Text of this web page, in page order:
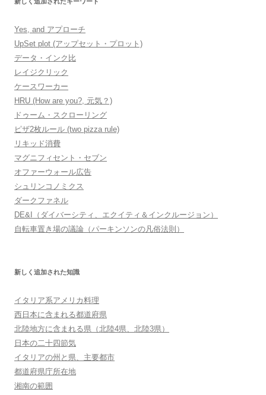
Yes, and アプローチ
UpSet plot (アップセット・プロット)
データ・インク比
レイジクリック
ケースワーカー
HRU (How are you?, 元気？)
ドゥーム・スクローリング
ピザ2枚ルール (two pizza rule)
リキッド消費
マグニフィセント・セブン
オファーウォール広告
シュリンコノミクス
ダークファネル
DE&I（ダイバーシティ、エクイティ＆インクルージョン）
自転車置き場の議論（パーキンソンの凡俗法則）
新しく追加された知識
イタリア系アメリカ料理
西日本に含まれる都道府県
北陸地方に含まれる県（北陸4県、北陸3県）
日本の二十四節気
イタリアの州と県、主要都市
都道府県庁所在地
湘南の範囲